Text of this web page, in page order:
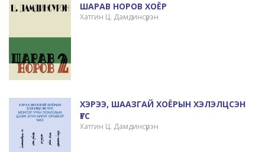
ШАРАВ НОРОВ ХОЁР
Хатгин Ц. Дамдинсүрэн
ХЭРЭЭ, ШААЗГАЙ ХОЁРЫН ХЭЛЭЛЦСЭН
ҮГС
Хатгин Ц. Дамдинсүрэн